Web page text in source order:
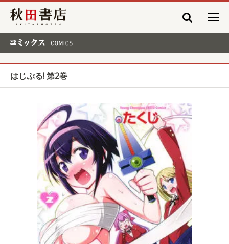
秋田書店
はじぷる! 第2巻